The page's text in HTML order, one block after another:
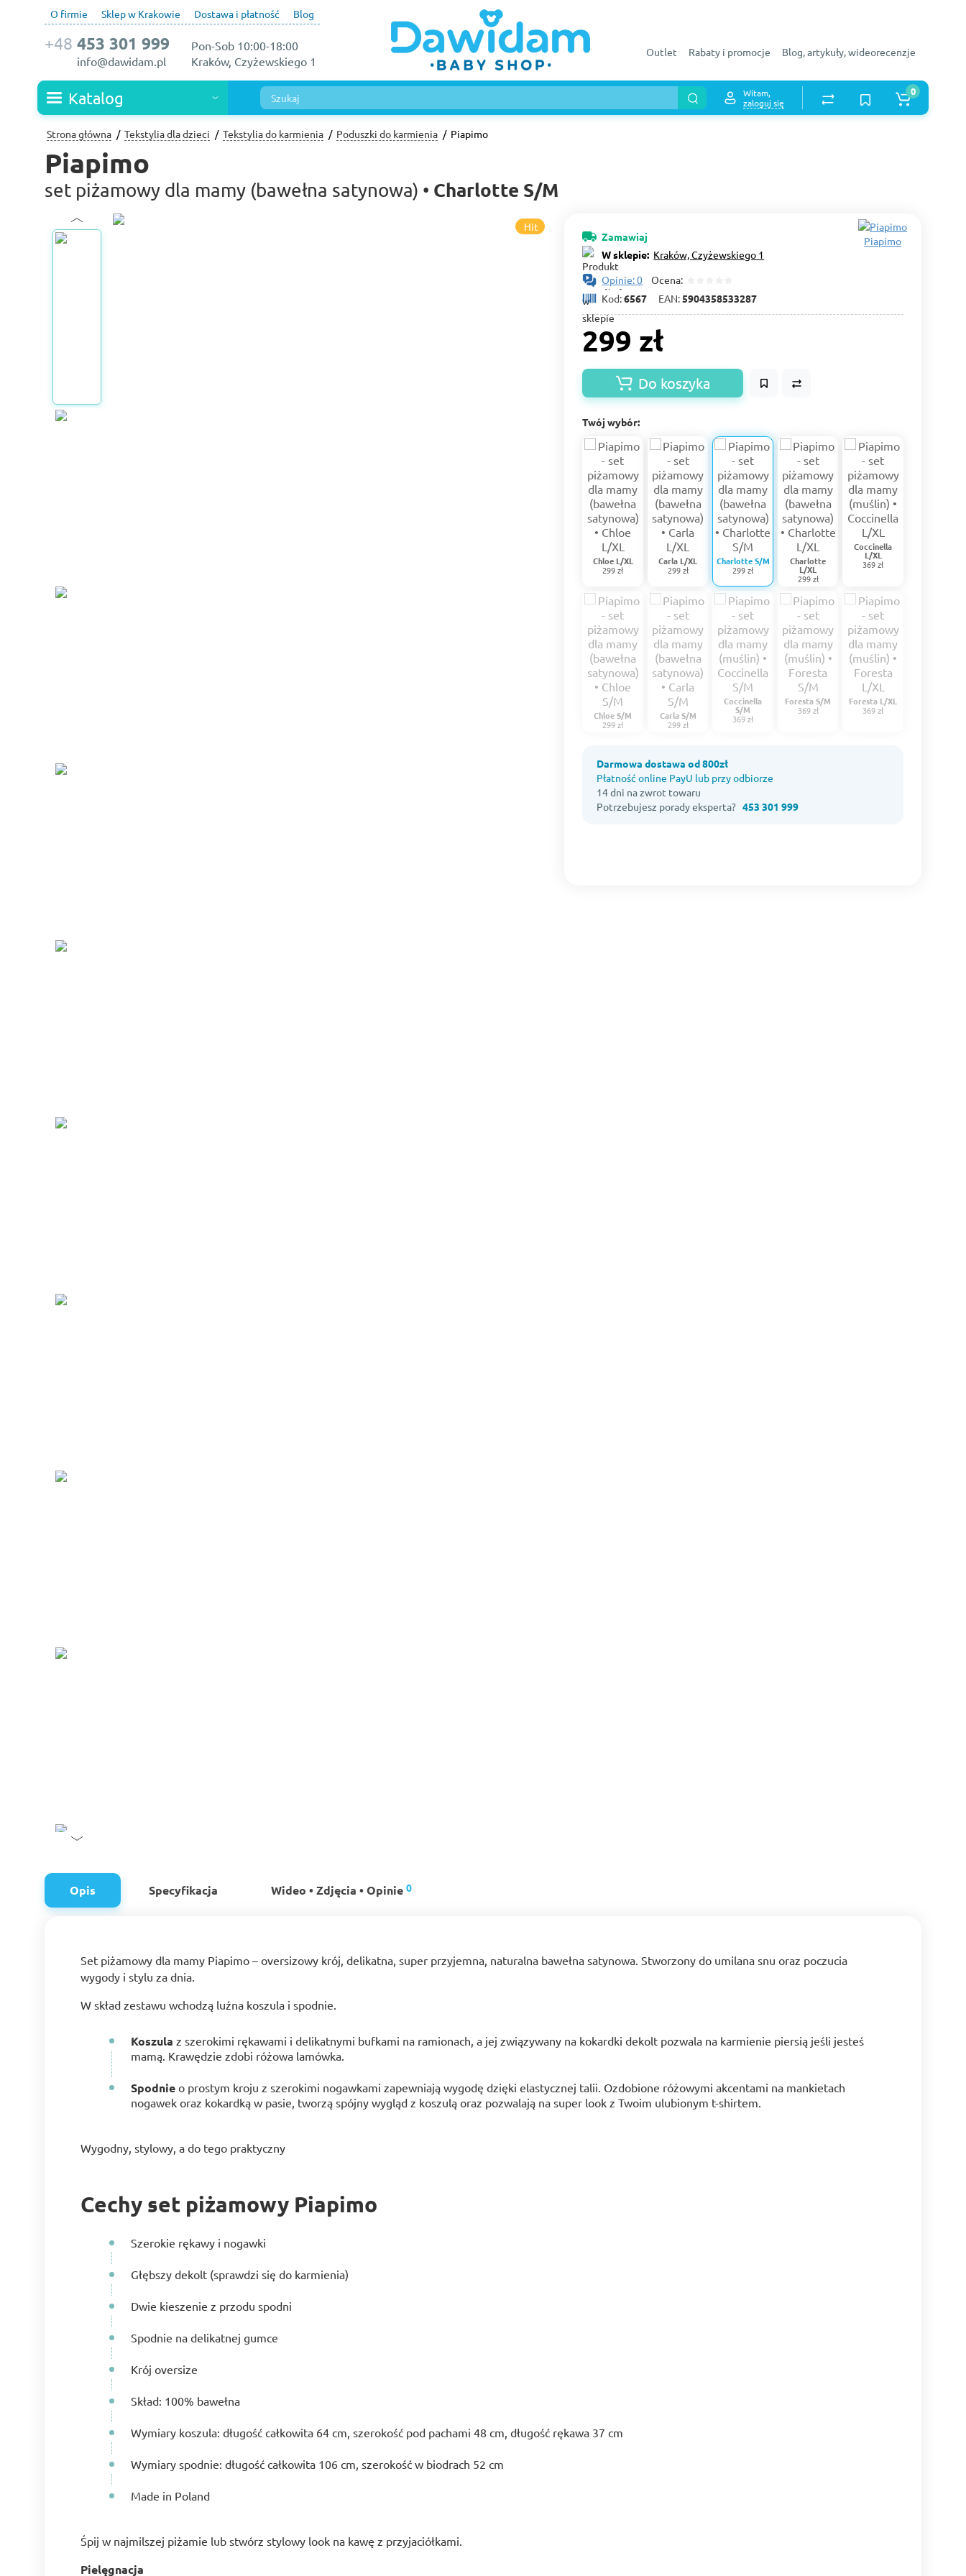
O firmie Sklep w Krakowie Dostawa i płatność Blog
Pon-Sob 10:00-18:00
Kraków, Czyżewskiego 1
+48 453 301 999
info@dawidam.pl
Outlet Rabaty i promocje Blog, artykuły, wideorecenzje
Katalog
Witam,
zaloguj się
0
Strona główna Tekstylia dla dzieci Tekstylia do karmienia Poduszki do karmienia Piapimo
Piapimo
set piżamowy dla mamy (bawełna satynowa) • Charlotte S/M
Hit
Zamawiaj
W sklepie: Kraków, Czyżewskiego 1
Opinie: 0 Ocena:
Kod:6567 EAN:5904358533287
Piapimo
299 zł
Do koszyka
Twój wybór:
Chloe S/M
299 zł
Chloe L/XL
299 zł
Carla S/M
299 zł
Carla L/XL
299 zł
Charlotte S/M
299 zł
Charlotte
L/XL
299 zł
Coccinella
S/M
369 zł
Coccinella
L/XL
369 zł
Foresta S/M
369 zł
Foresta L/XL
369 zł
Darmowa dostawa od 800zł
Płatność online PayU lub przy odbiorze
14 dni na zwrot towaru
Potrzebujesz porady eksperta?453 301 999
Opis Specyfikacja Wideo • Zdjęcia • Opinie 0
Set piżamowy dla mamy Piapimo – oversizowy krój, delikatna, super przyjemna, naturalna bawełna satynowa. Stworzony do umilana snu oraz poczucia
wygody i stylu za dnia.
W skład zestawu wchodzą luźna koszula i spodnie.
Koszula z szerokimi rękawami i delikatnymi bufkami na ramionach, a jej związywany na kokardki dekolt pozwala na karmienie piersią jeśli jesteś
mamą. Krawędzie zdobi różowa lamówka.
Spodnie o prostym kroju z szerokimi nogawkami zapewniają wygodę dzięki elastycznej talii. Ozdobione różowymi akcentami na mankietach
nogawek oraz kokardką w pasie, tworzą spójny wygląd z koszulą oraz pozwalają na super look z Twoim ulubionym t-shirtem.
Wygodny, stylowy, a do tego praktyczny
Cechy set piżamowy Piapimo
Szerokie rękawy i nogawki
Głębszy dekolt (sprawdzi się do karmienia)
Dwie kieszenie z przodu spodni
Spodnie na delikatnej gumce
Krój oversize
Skład: 100% bawełna
Wymiary koszula: długość całkowita 64 cm, szerokość pod pachami 48 cm, długość rękawa 37 cm
Wymiary spodnie: długość całkowita 106 cm, szerokość w biodrach 52 cm
Made in Poland
Śpij w najmilszej piżamie lub stwórz stylowy look na kawę z przyjaciółkami.
Pielęgnacja